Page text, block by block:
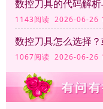
数控刀具的代码解
1143阅读 2026-06-26
数控刀具怎么选择
1067阅读 2026-06-26